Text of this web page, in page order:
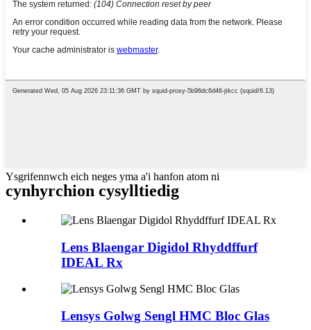
Ysgrifennwch eich neges yma a'i hanfon atom ni
cynhyrchion cysylltiedig
Lens Blaengar Digidol Rhyddffurf
IDEAL Rx
Lensys Golwg Sengl HMC Bloc Glas